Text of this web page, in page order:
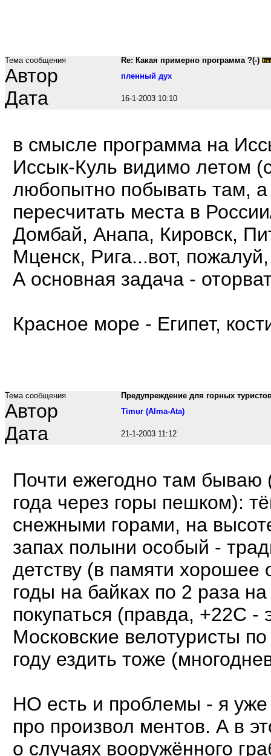
Тема сообщения Re: Какая примерно программа ?(-)
Автор пленный дух
Дата 16-1-2003 10:10
в смысле программа на
Иссык-Куль видимо летом
любопытно побывать там,
пересчитать места в
Домбай, Анапа, Кировск,
Мценск, Рига...вот,
А основная задача -
Красное море - Египет,
Тема сообщения Предупреждение для горных
Автор Timur (Alma-Ata)
Дата 21-1-2003 11:12
Почти ежегодно там бываю
года через горы пешком):
снежными горами, на
запах полыни особый -
детству (в памяти
годы на байках по 2 раза
покупаться (правда, +22С -
Московские велотуристы
году ездить тоже
НО есть и проблемы - я
про произвол ментов. А в
о случаях вооружённого